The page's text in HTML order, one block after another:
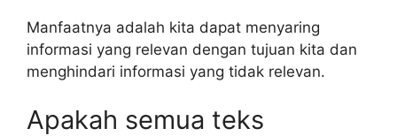
Manfaatnya adalah kita dapat menyaring
informasi yang relevan dengan tujuan kita dan
menghindari informasi yang tidak relevan.
Apakah semua teks